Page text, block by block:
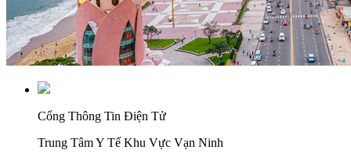
Cổng Thông Tin Điện Tử
Trung Tâm Y Tế Khu Vực Vạn Ninh